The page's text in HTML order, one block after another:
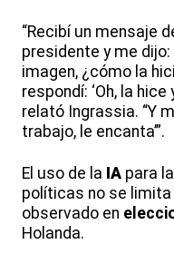
“Recibí un mensaje
presidente y me dijo:
imagen, ¿cómo la
respondí: ‘Oh, la hice
relató Ingrassia. “Y
trabajo, le encanta’”.
El uso de la IA para
políticas no se limita
observado en
Holanda.